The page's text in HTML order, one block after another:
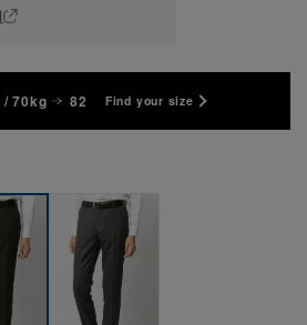
/ 70kg 82 Find your size